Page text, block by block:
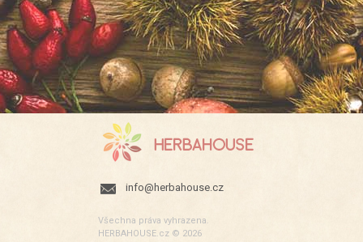
info@herbahouse.cz
Všechna práva vyhrazena.
HERBAHOUSE.cz © 2026